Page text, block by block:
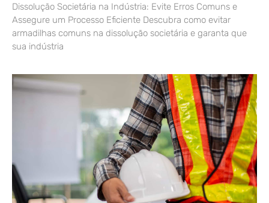
Dissolução Societária na Indústria: Evite Erros Comuns e
Assegure um Processo Eficiente Descubra como evitar
armadilhas comuns na dissolução societária e garanta que
sua indústria